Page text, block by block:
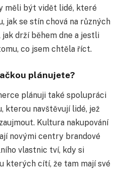
měli být vidět lidé, které
jak se stín chová na různých
drží během dne a jestli
co jsem chtěla říct.
plánujete?
plánuji také spolupráci
kterou navštěvují lidé, jež
Kultura nakupování
novými centry brandové
vlastnic tví, kdy si
kterých cítí, že tam mají své